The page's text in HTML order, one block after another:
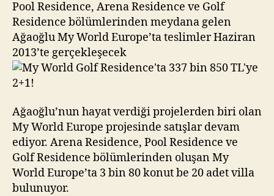
337
bin
850
TL’ye
Pool Residence, Arena Residence ve Golf
Residence bölümlerinden meydana gelen
Ağaoğlu My World Europe’ta teslimler Haziran
2013’te gerçekleşecek
Ağaoğlu’nun hayat verdiği projelerden biri olan
My World Europe projesinde satışlar devam
ediyor. Arena Residence, Pool Residence ve
Golf Residence bölümlerinden oluşan My
World Europe’ta 3 bin 80 konut be 20 adet villa
bulunuyor.